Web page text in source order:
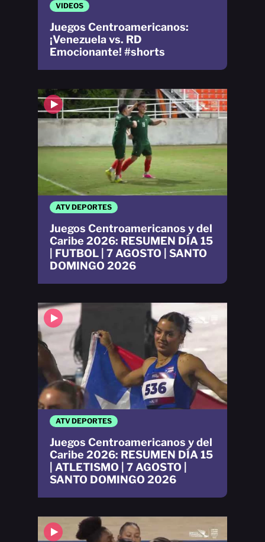
VIDEOS
Juegos Centroamericanos:
¡Venezuela vs. RD
Emocionante! #shorts
ATV DEPORTES
Juegos Centroamericanos y del
Caribe 2026: RESUMEN DÍA 15
| ATLETISMO | 7 AGOSTO |
SANTO DOMINGO 2026
ATV DEPORTES
Juegos Centroamericanos y del
Caribe 2026: RESUMEN DÍA 15
| FUTBOL | 7 AGOSTO | SANTO
DOMINGO 2026